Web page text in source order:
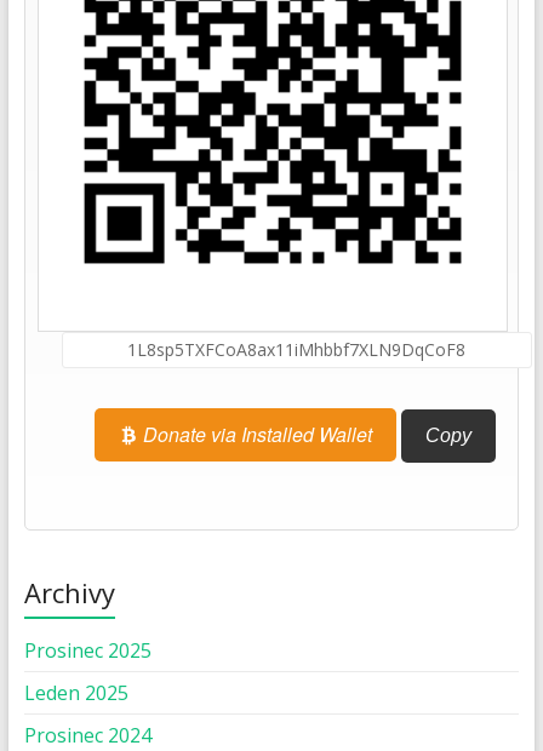
Donate via Installed Wallet Copy
Archivy
Prosinec 2025
Leden 2025
Prosinec 2024